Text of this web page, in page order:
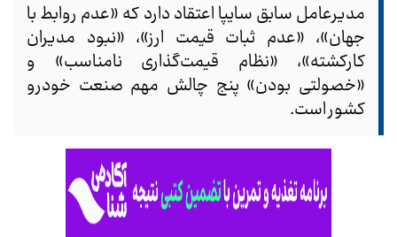
مدیرعامل سابق سایپا اعتقاد دارد که «عدم روابط با
جهان»، «عدم ثبات قیمت ارز»، «نبود مدیران
کارکشته»، «نظام قیمت‌گذاری نامناسب» و
«خصولتی بودن» پنج چالش مهم صنعت خودرو
کشور است.